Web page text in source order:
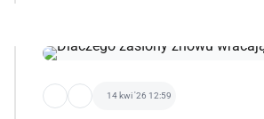
14 kwi '26 12:59